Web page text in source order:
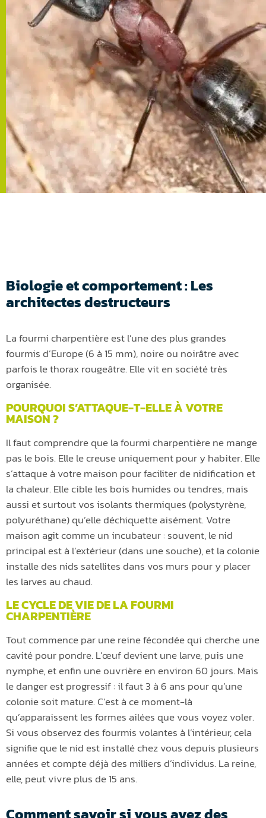
Biologie et comportement : Les
architectes destructeurs
La fourmi charpentière est l’une des plus grandes
fourmis d’Europe (6 à 15 mm), noire ou noirâtre avec
parfois le thorax rougeâtre. Elle vit en société très
organisée.
POURQUOI S’ATTAQUE-T-ELLE À VOTRE
MAISON ?
Il faut comprendre que la fourmi charpentière ne mange
pas le bois. Elle le creuse uniquement pour y habiter. Elle
s’attaque à votre maison pour faciliter de nidification et
la chaleur. Elle cible les bois humides ou tendres, mais
aussi et surtout vos isolants thermiques (polystyrène,
polyuréthane) qu’elle déchiquette aisément. Votre
maison agit comme un incubateur : souvent, le nid
principal est à l’extérieur (dans une souche), et la colonie
installe des nids satellites dans vos murs pour y placer
les larves au chaud.
LE CYCLE DE VIE DE LA FOURMI
CHARPENTIÈRE
Tout commence par une reine fécondée qui cherche une
cavité pour pondre. L’œuf devient une larve, puis une
nymphe, et enfin une ouvrière en environ 60 jours. Mais
le danger est progressif : il faut 3 à 6 ans pour qu’une
colonie soit mature. C’est à ce moment-là
qu’apparaissent les formes ailées que vous voyez voler.
Si vous observez des fourmis volantes à l’intérieur, cela
signifie que le nid est installé chez vous depuis plusieurs
années et compte déjà des milliers d’individus. La reine,
elle, peut vivre plus de 15 ans.